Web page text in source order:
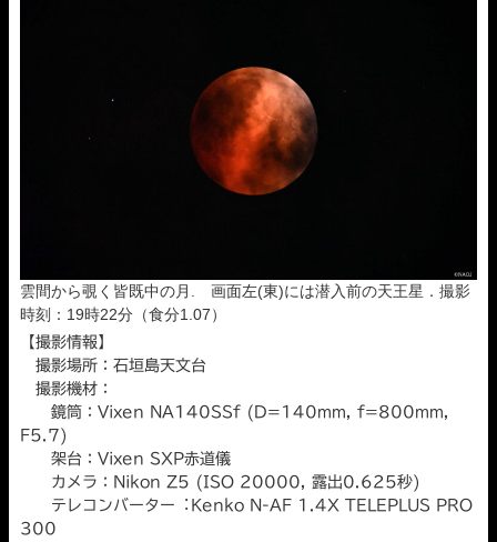
雲間から覗く皆既中の月. 画面左(東)には潜入前の天王星．撮影
時刻：19時22分（食分1.07）
【撮影情報】
撮影場所：石垣島天文台
撮影機材：
鏡筒：Vixen NA140SSf (D=140mm, f=800mm,
F5.7)
架台：Vixen SXP赤道儀
カメラ：Nikon Z5 (ISO 20000, 露出0.625秒)
テレコンバーター︓Kenko N-AF 1.4X TELEPLUS PRO
300